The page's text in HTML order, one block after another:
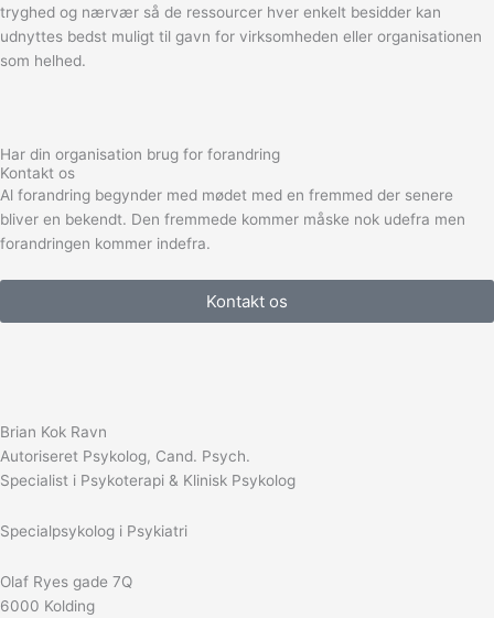
tryghed og nærvær så de ressourcer hver enkelt besidder kan
udnyttes bedst muligt til gavn for virksomheden eller organisationen
som helhed.
Har din organisation brug for forandring
Kontakt os
Al forandring begynder med mødet med en fremmed der senere
bliver en bekendt. Den fremmede kommer måske nok udefra men
forandringen kommer indefra.
Kontakt os
Brian Kok Ravn
Autoriseret Psykolog, Cand. Psych.
Specialist i Psykoterapi & Klinisk Psykolog
Specialpsykolog i Psykiatri
Olaf Ryes gade 7Q
6000 Kolding